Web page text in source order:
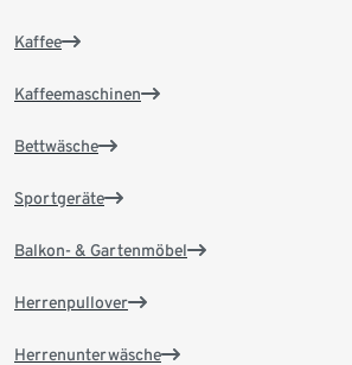
Kaffee
Kaffeemaschinen
Bettwäsche
Sportgeräte
Balkon- & Gartenmöbel
Herrenpullover
Herrenunterwäsche